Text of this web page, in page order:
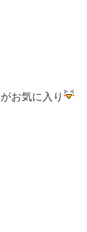
お気に入り